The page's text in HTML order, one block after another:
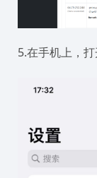
5.在手机上，打